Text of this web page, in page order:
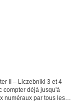
II – Liczebniki 3 et 4
compter déjà jusqu'à
numéraux par tous les